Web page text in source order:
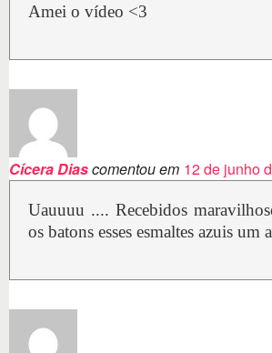
Amei o vídeo <3
Cícera Diascomentou em 12 de junho
Uauuuu .... Recebidos
os batons esses esmaltes azuis um